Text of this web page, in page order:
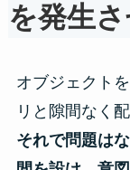
を発生
オブジェクト
リと隙間なく
それで問題は